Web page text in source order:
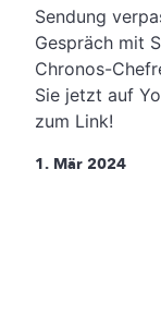
Sendung
Gespräch mit
Chronos-
Sie jetzt auf
zum Link!
1. Mär 2024